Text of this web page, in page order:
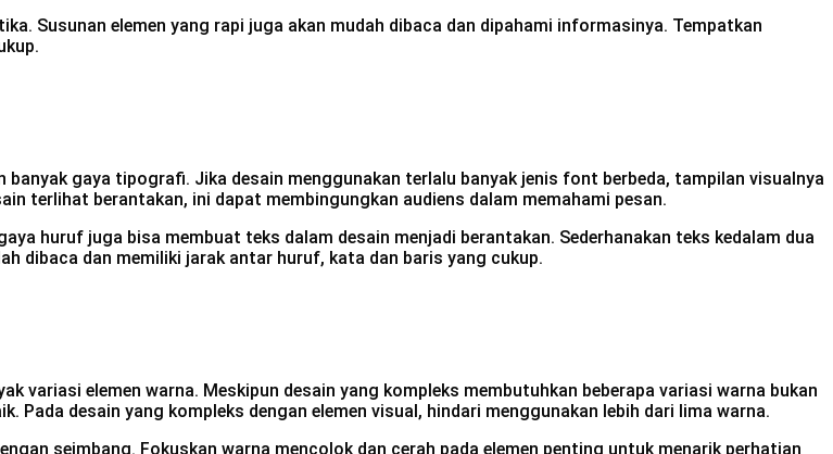
Susunan elemen yang rapi juga akan mudah dibaca dan dipahami informasinya. Tempatkan
gaya tipografi. Jika desain menggunakan terlalu banyak jenis font berbeda, tampilan visualnya
terlihat berantakan, ini dapat membingungkan audiens dalam memahami pesan.
huruf juga bisa membuat teks dalam desain menjadi berantakan. Sederhanakan teks kedalam dua
dibaca dan memiliki jarak antar huruf, kata dan baris yang cukup.
variasi elemen warna. Meskipun desain yang kompleks membutuhkan beberapa variasi warna bukan
desain yang kompleks dengan elemen visual, hindari menggunakan lebih dari lima warna.
seimbang. Fokuskan warna mencolok dan cerah pada elemen penting untuk menarik perhatian